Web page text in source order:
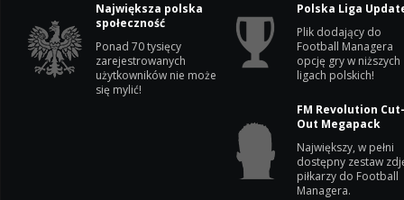
Największa polska
społeczność
Ponad 70 tysięcy
zarejestrowanych
użytkowników nie może
się mylić!
Polska Liga
Plik dodający do
Football Managera
opcję gry w niższych
ligach polskich!
FM Revolution
Out Megapack
Największy, w pełni
dostępny zestaw
piłkarzy do Football
Managera.